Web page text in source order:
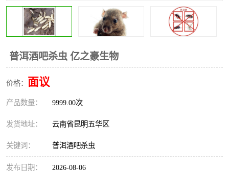
普洱酒吧杀虫 亿之豪生物
价格： 面议
产品数量： 9999.00次
发货地址： 云南省昆明五华区
关键词： 普洱酒吧杀虫
发布日期： 2026-08-06